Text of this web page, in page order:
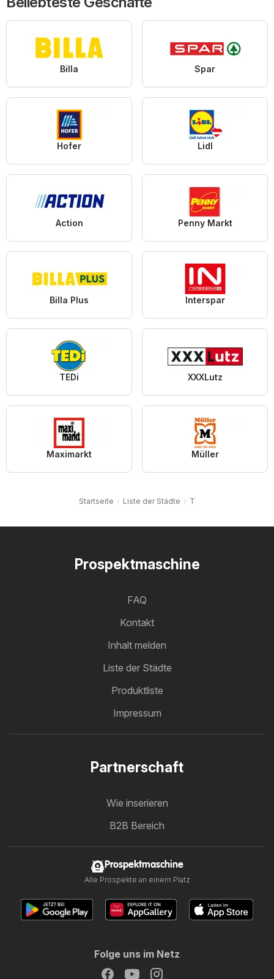
Billa Spar
Hofer Lidl
Action Penny Markt
Billa Plus Interspar
TEDi XXXLutz
Maximarkt Müller
Startseite Liste der Städte T
Prospektmaschine
FAQ
Kontakt
Inhalt melden
Liste der Städte
Produktliste
Impressum
Partnerschaft
Wie inserieren
B2B Bereich
Prospektmaschine
Alle Prospekte an einem Platz
Folge uns im Netz